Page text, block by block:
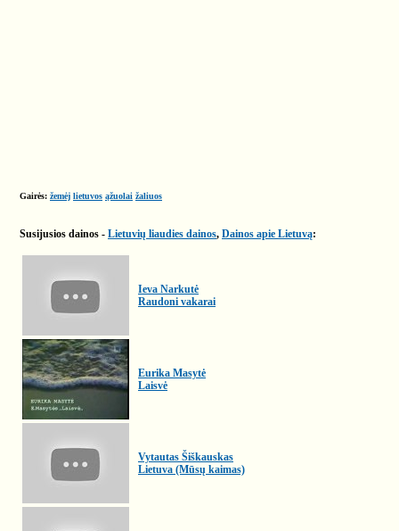
Gairės: žemėj lietuvos ąžuolai žaliuos
Susijusios dainos - Lietuvių liaudies dainos, Dainos apie Lietuvą:
Ieva Narkutė
Raudoni vakarai
Eurika Masytė
Laisvė
Vytautas Šiškauskas
Lietuva (Mūsų kaimas)